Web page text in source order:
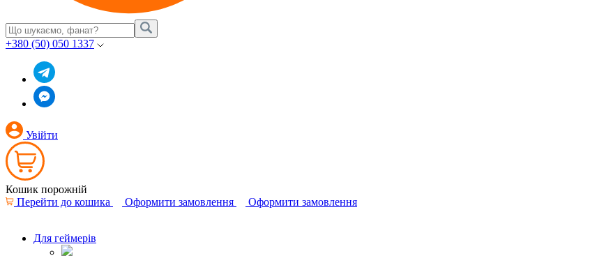
+380 (50) 050 1337
Увійти
Кошик порожній
Перейти до кошика
Оформити замовлення Оформити замовлення
Для геймерів